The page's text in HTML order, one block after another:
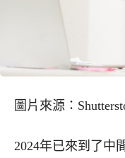
圖片來源：
2024年已來到了中